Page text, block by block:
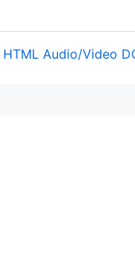
HTML Audio/Video